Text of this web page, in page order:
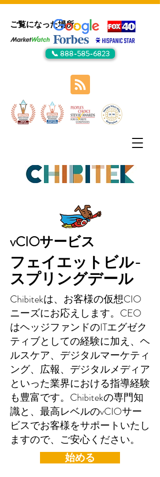
ご覧になった場所:
📞 888-585-6823
vCIOサービス
フェイエットビル-
スプリングデール
Chibitekは、お客様の仮想CIO
ニーズにお応えします。CEO
はヘッジファンドのITエグゼク
ティブとしての経験に加え、ヘ
ルスケア、デジタルマーケティ
ング、広報、デジタルメディア
といった業界における指導経験
も豊富です。Chibitekの専門知
識と、最高レベルのvCIOサー
ビスでお客様をサポートいたし
ますので、ご安心ください。
始める